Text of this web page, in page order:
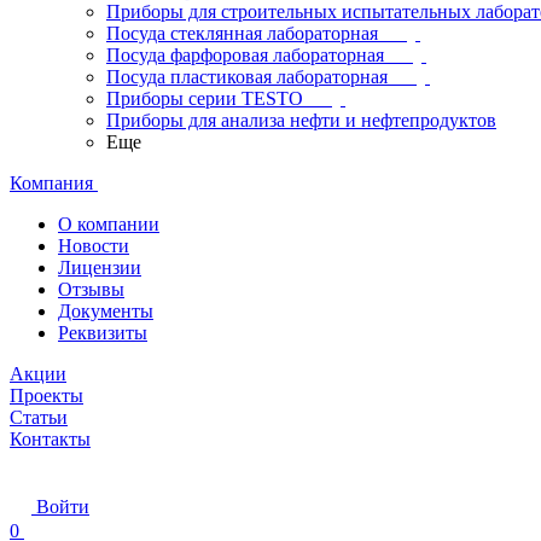
Приборы для строительных испытательных
Посуда стеклянная лабораторная
Посуда фарфоровая лабораторная
Посуда пластиковая лабораторная
Приборы серии TESTO
Приборы для анализа нефти и нефтепродуктов
Еще
Компания
О компании
Новости
Лицензии
Отзывы
Документы
Реквизиты
Акции
Проекты
Статьи
Контакты
Войти
0